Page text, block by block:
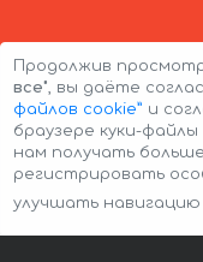
Авторские права
Продолжив
все", вы даёте
файлов cookie” и
браузере куки-
нам получать
регистрировать
улучшать